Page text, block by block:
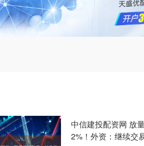
中信建投配资网 放
2%！外资：继续交